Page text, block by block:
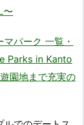
〜
パーク 一覧・
Parks in Kanto
園地まで充実の